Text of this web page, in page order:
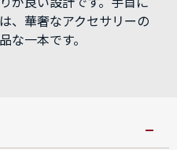
、華奢なアクセサリーの
な一本です。